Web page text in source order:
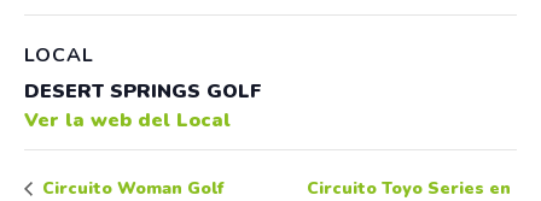
LOCAL
DESERT SPRINGS GOLF
Ver la web del Local
Circuito Woman Golf
Circuito Toyo Series en